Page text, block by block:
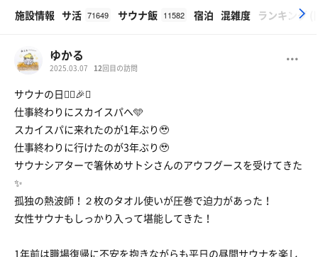
施設情報 サ活 71649 サウナ飯 11582 宿泊 混雑度 ランキング
ゆかる
2025.03.07 12回目の訪問
サウナの日🧖‍♀️🎉✨
仕事終わりにスカイスパへ🩵
スカイスパに来れたのが1年ぶり🥹
仕事終わりに行けたのが3年ぶり🥹
サウナシアターで箸休めサトシさんのアウフグースを受けてきた
✨
孤独の熱波師！２枚のタオル使いが圧巻で迫力があった！
女性サウナもしっかり入って堪能してきた！
1年前は職場復帰に不安を抱きながらも平日の昼間サウナを楽し